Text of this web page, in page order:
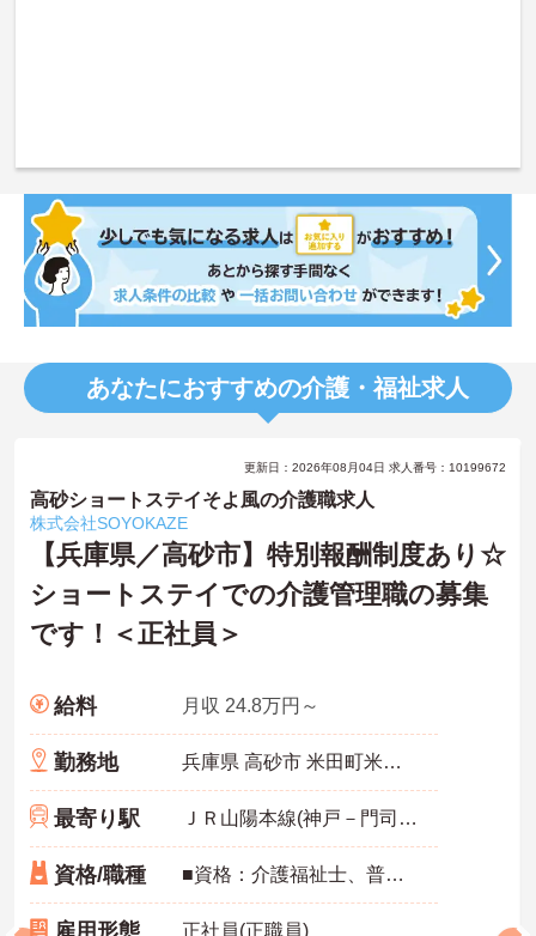
あなたにおすすめの介護・福祉求人
更新日：2026年08月04日 求人番号：10199672
高砂ショートステイそよ風の介護職求人
株式会社SOYOKAZE
【兵庫県／高砂市】特別報酬制度あり☆
ショートステイでの介護管理職の募集
です！＜正社員＞
給料 月収 24.8万円～
勤務地 兵庫県 高砂市 米田町米田1135-1
最寄り駅 ＪＲ山陽本線(神戸－門司)「宝殿駅」徒歩16分
資格/職種 ■資格：介護福祉士、普通自動車免許 ■経験：介護業務経験3年以上必須
正社員(正職員)